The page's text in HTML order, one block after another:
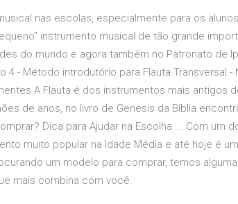
nas escolas, especialmente para os
instrumento musical de tão grande
do mundo e agora também no Patronato de
4 - Método introdutório para Flauta Transversal
A Flauta é dos instrumentos mais antigos
de anos, no livro de Genesis da Bíblia
Dica para Ajudar na Escolha ... Com um
muito popular na Idade Média e até hoje é
um modelo para comprar, temos
mais combina com você.